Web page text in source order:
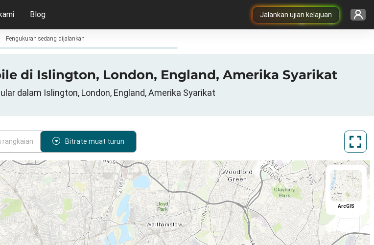
Jalankan ujian kelajuan
Blog
Pengukuran sedang dijalankan
di Islington, London, England, Amerika Syarikat
dalam Islington, London, England, Amerika Syarikat
rangkaian Bitrate muat turun
ArcGIS